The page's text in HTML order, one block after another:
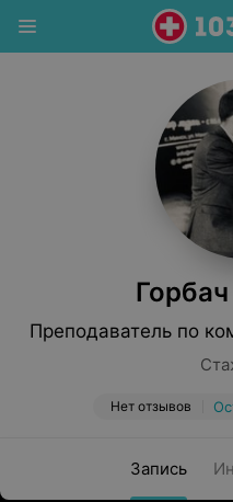
Преподаватель по
Нет отзывов
Запись